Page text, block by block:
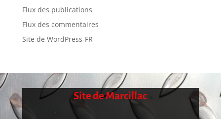
Flux des publications
Flux des commentaires
Site de WordPress-FR
Site de Marcillac